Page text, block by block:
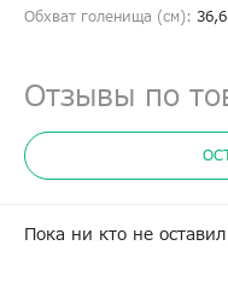
Обхват голенища (cм): 36,6
Отзывы по
Пока ни кто не